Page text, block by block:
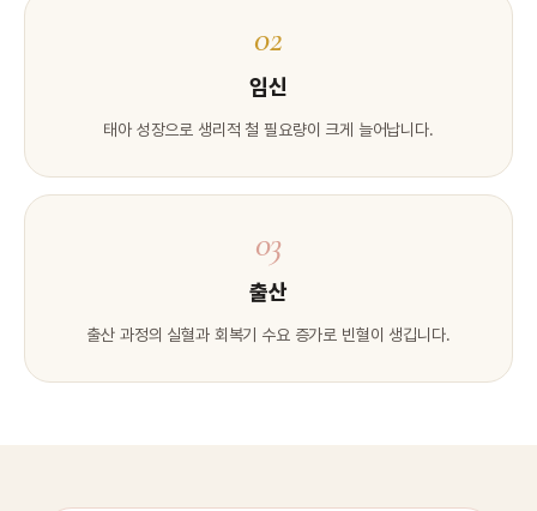
02
임신
태아 성장으로 생리적 철 필요량이 크게 늘어납니다.
03
출산
출산 과정의 실혈과 회복기 수요 증가로 빈혈이 생깁니다.